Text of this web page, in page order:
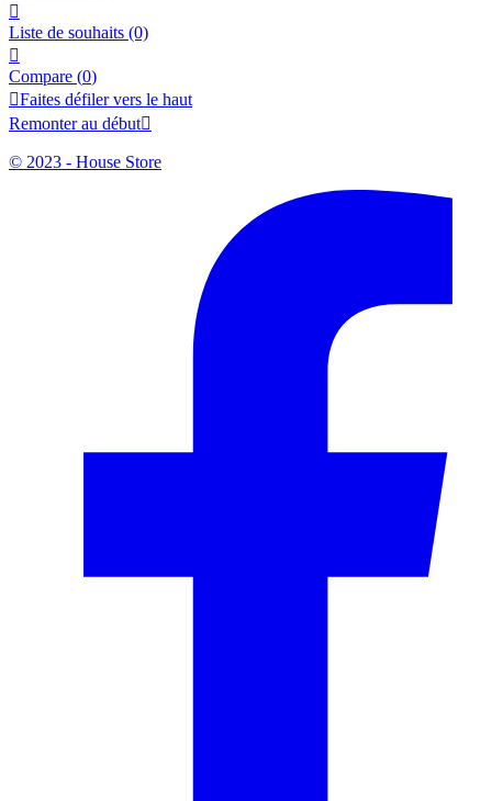

Liste de souhaits (0)

Compare (0)
Faites défiler vers le haut
Remonter au début
© 2023 - House Store